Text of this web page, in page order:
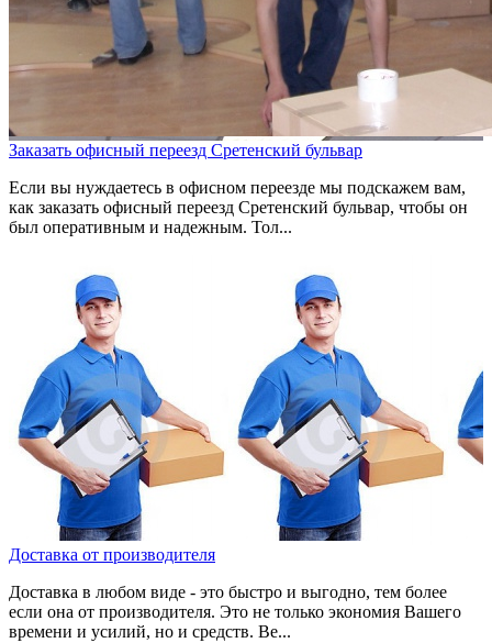
Заказать офисный переезд Сретенский бульвар
Если вы нуждаетесь в офисном переезде мы подскажем вам,
как заказать офисный переезд Сретенский бульвар, чтобы он
был оперативным и надежным. Тол...
Доставка от производителя
Доставка в любом виде - это быстро и выгодно, тем более
если она от производителя. Это не только экономия Вашего
времени и усилий, но и средств. Ве...